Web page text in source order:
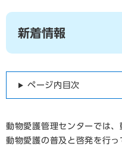
新着情報
ページ内目次
動物愛護管理センターでは、
動物愛護の普及と啓発を行っ